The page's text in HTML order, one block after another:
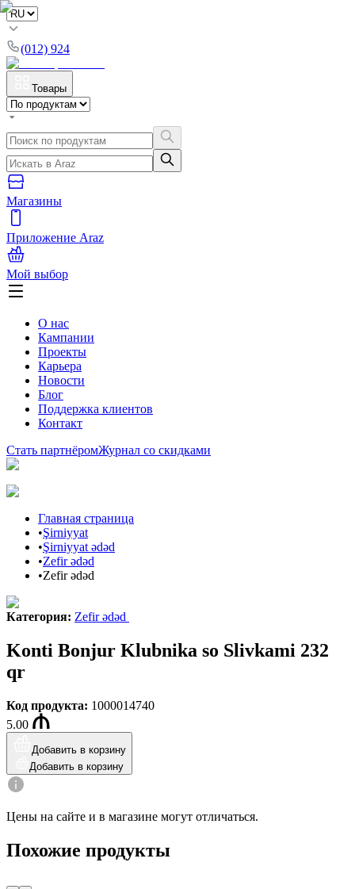
(012) 924
Товары
Магазины
Приложение Araz
Мой выбор
О нас
Кампании
Проекты
Карьера
Новости
Блог
Поддержка клиентов
Контакт
Стать партнёромЖурнал со скидками
Главная страница
•Şirniyyat
•Şirniyyat ədəd
•Zefir ədəd
•Zefir ədəd
Категория: Zefir ədəd
Konti Bonjur Klubnika so Slivkami 232
qr
Код продукта: 1000014740
5.00
Добавить в корзину
Добавить в корзину
Цены на сайте и в магазине могут отличаться.
Похожие продукты